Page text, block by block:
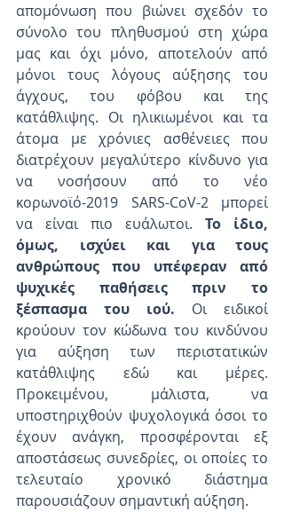
απομόνωση που βιώνει σχεδόν το
σύνολο του πληθυσμού στη χώρα
μας και όχι μόνο, αποτελούν από
μόνοι τους λόγους αύξησης του
άγχους, του φόβου και της
κατάθλιψης. Οι ηλικιωμένοι και τα
άτομα με χρόνιες ασθένειες που
διατρέχουν μεγαλύτερο κίνδυνο για
να νοσήσουν από το νέο
κορωνοϊό-2019 SARS-CoV-2 μπορεί
να είναι πιο ευάλωτοι. Το ίδιο,
όμως, ισχύει και για τους
ανθρώπους που υπέφεραν από
ψυχικές παθήσεις πριν το
ξέσπασμα του ιού. Οι ειδικοί
κρούουν τον κώδωνα του κινδύνου
για αύξηση των περιστατικών
κατάθλιψης εδώ και μέρες.
Προκειμένου, μάλιστα, να
υποστηριχθούν ψυχολογικά όσοι το
έχουν ανάγκη, προσφέρονται εξ
αποστάσεως συνεδρίες, οι οποίες το
τελευταίο χρονικό διάστημα
παρουσιάζουν σημαντική αύξηση.